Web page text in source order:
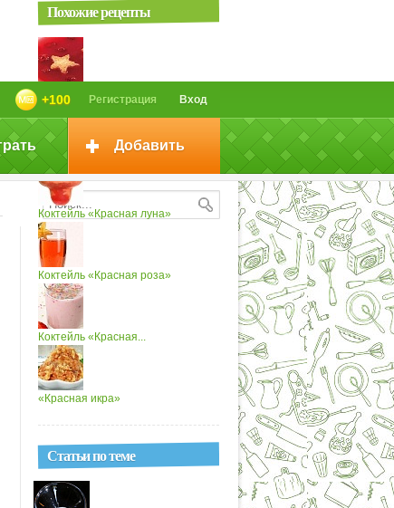
Вход
Регистрация
+100
Добавить
Похожие рецепты
Десерт «Красная...
Коктейль «Красная луна»
Коктейль «Красная роза»
Коктейль «Красная...
«Красная икра»
Статьи по теме